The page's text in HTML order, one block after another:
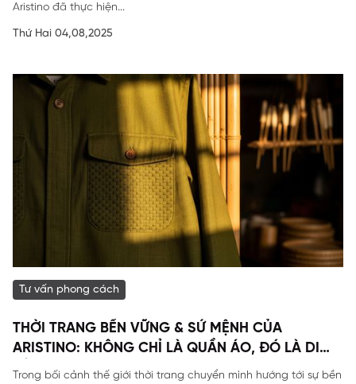
Aristino đã thực hiện...
Thứ Hai 04,08,2025
Tư vấn phong cách
THỜI TRANG BỀN VỮNG & SỨ MỆNH CỦA
ARISTINO: KHÔNG CHỈ LÀ QUẦN ÁO, ĐÓ LÀ DI
SẢN
Trong bối cảnh thế giới thời trang chuyển mình hướng tới sự bền